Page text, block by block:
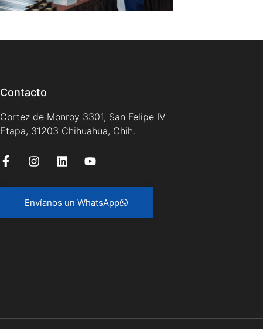
Contacto
Cortez de Monroy 3301, San Felipe IV
Etapa, 31203 Chihuahua, Chih.
Envíanos un WhatsApp